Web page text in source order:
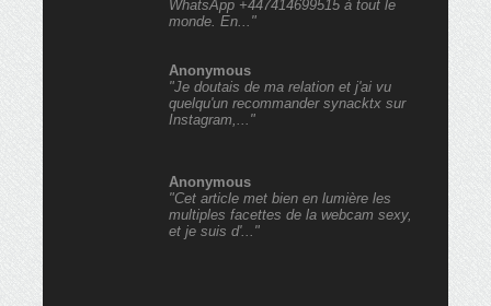
WhatsApp +447414699515 à tout le
monde. En..."
Anonymous
"Je doutais de ma relation et j'ai vu
quelqu'un recommander synacktx sur
Instagram,..."
Anonymous
"Cet article met bien en lumière les
multiples facettes de la webcam sexy,
et je suis d'..."